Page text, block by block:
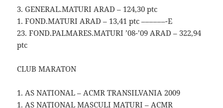
3. GENERAL.MATURI ARAD – 124,30 ptc
1. FOND.MATURI ARAD – 13,41 ptc ––––––-E
23. FOND.PALMARES.MATURI ’08-’09 ARAD – 322,94
ptc
CLUB MARATON
1. AS NATIONAL – ACMR TRANSILVANIA 2009
1. AS NATIONAL MASCULI MATURI – ACMR